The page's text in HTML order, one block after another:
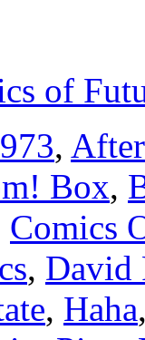
of
,
Box,
Comics
, David
, Haha